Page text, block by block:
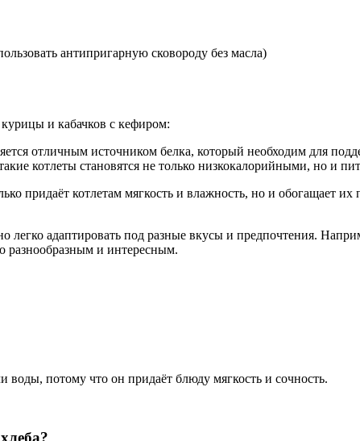
антипригарную сковороду без масла)
и кабачков с кефиром:
отличным источником белка, который необходим для
котлеты становятся не только низкокалорийными, но и
придаёт котлетам мягкость и влажность, но и обогащает
легко адаптировать под разные вкусы и предпочтения.
разнообразным и интересным.
потому что он придаёт блюду мягкость и сочность.